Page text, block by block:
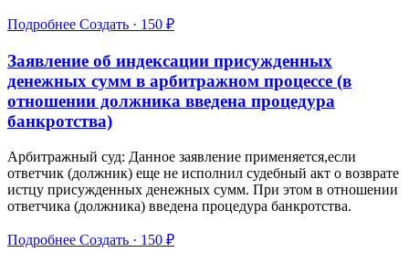
Подробнее Создать · 150 ₽
Заявление об индексации присужденных
денежных сумм в арбитражном процессе (в
отношении должника введена процедура
банкротства)
Арбитражный суд: Данное заявление применяется,если
ответчик (должник) еще не исполнил судебный акт о возврате
истцу присужденных денежных сумм. При этом в отношении
ответчика (должника) введена процедура банкротства.
Подробнее Создать · 150 ₽